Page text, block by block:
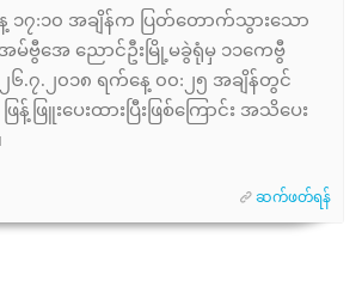
၁၇:၁၀ အချိန်က ပြတ်တောက်သွားသော
မ်ဗွီအေ ညောင်ဦးမြို့မခွဲရုံမှ ၁၁ကေဗွီ
၂၆.၇.၂၀၁၈ ရက်နေ့ ၀၀:၂၅ အချိန်တွင်
ဖြူးပေးထားပြီးဖြစ်ကြောင်း အသိပေး
ဆက်ဖတ်ရန်